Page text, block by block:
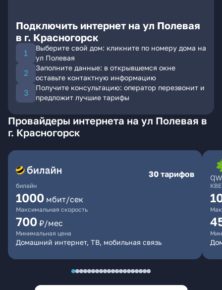
Подключить интернет на ул Полевая
в г. Красногорск
Выберите свой дом: кликните по номеру дома на
ул Полевая
Заполните данные: в открывшемся окне
оставьте контактную информацию
Получите консультацию: оператор перезвонит и
предложит лучшие тарифы
Провайдеры интернета на ул Полевая в
г. Красногорск
билайн
30 тарифов
1000 мбит/сек
Максимальная скорость
700 ₽/мес
Минимальная цена
Домашний интернет, ТВ, мобильная связь